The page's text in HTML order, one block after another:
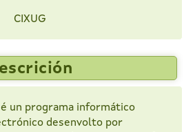
CIXUG
é un programa informático
desenvolto por